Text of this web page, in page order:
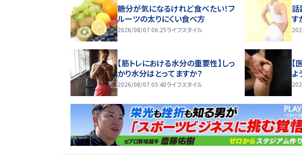
糖分が気になるけれど食べたい！フ
ルーツの太りにくい食べ方
2026/08/07 06:25ライフスタイル
話
す
【筋トレにおける水分の重要性】しっ
かり水分はとってますか？
2026/08/07 05:40ライフスタイル
【
よ